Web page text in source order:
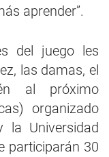
aprender”.
del juego les
las damas, el
al próximo
organizado
la Universidad
participarán 30